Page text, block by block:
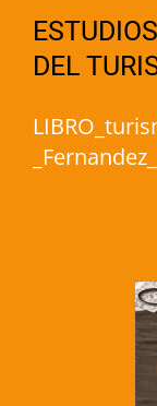
DEL